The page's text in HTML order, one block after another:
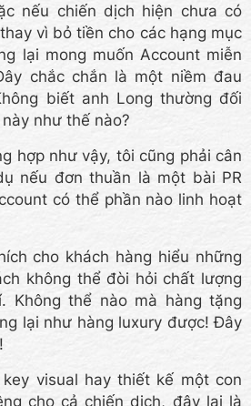
nếu chiến dịch hiện chưa có
vì bỏ tiền cho các hạng mục
lại mong muốn Account miễn
chắc chắn là một niềm đau
biết anh Long thường đối
như thế nào?
hợp như vậy, tôi cũng phải cân
nếu đơn thuần là một bài PR
có thể phần nào linh hoạt
cho khách hàng hiểu những
không thể đòi hỏi chất lượng
Không thể nào mà hàng tặng
lại như hàng luxury được! Đây
visual hay thiết kế một con
cho cả chiến dịch, đây lại là